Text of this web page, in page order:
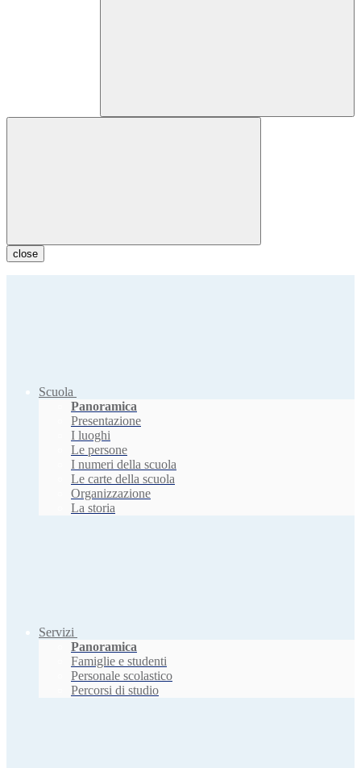
close
Scuola
Panoramica
Presentazione
I luoghi
Le persone
I numeri della scuola
Le carte della scuola
Organizzazione
La storia
Servizi
Panoramica
Famiglie e studenti
Personale scolastico
Percorsi di studio